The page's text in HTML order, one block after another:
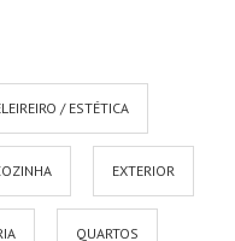
/ ESTÉTICA
EXTERIOR
QUARTOS